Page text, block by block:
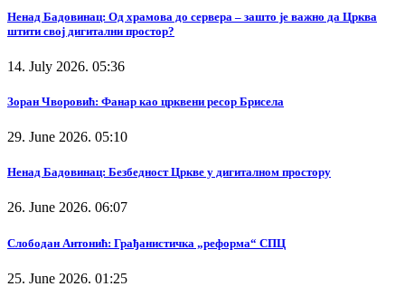
Ненад Бадовинац: Од храмова до сервера – зашто је важно да Црква
штити свој дигитални простор?
14. July 2026. 05:36
Зоран Чворовић: Фанар као црквени ресор Брисела
29. June 2026. 05:10
Ненад Бадовинац: Безбедност Цркве у дигиталном простору
26. June 2026. 06:07
Слободан Антонић: Грађанистичка „реформа“ СПЦ
25. June 2026. 01:25